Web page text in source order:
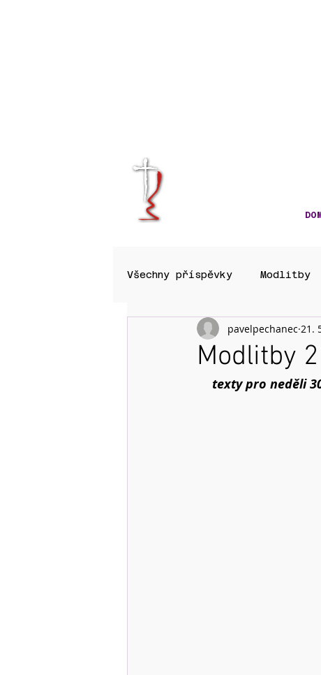
Všechny příspěvky Modlitby
Modlitby
pavelpechanec 21.
texty pro neděli